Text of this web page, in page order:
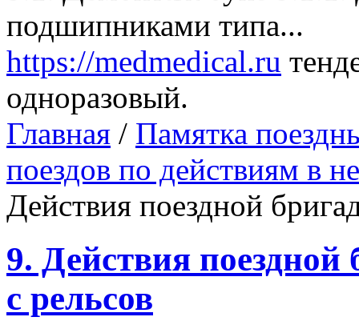
подшипниками типа...
https://medmedical.ru
одноразовый.
Главная / Памятка
поездов по действиям в
Действия поездной
9. Действия поездной
с рельсов